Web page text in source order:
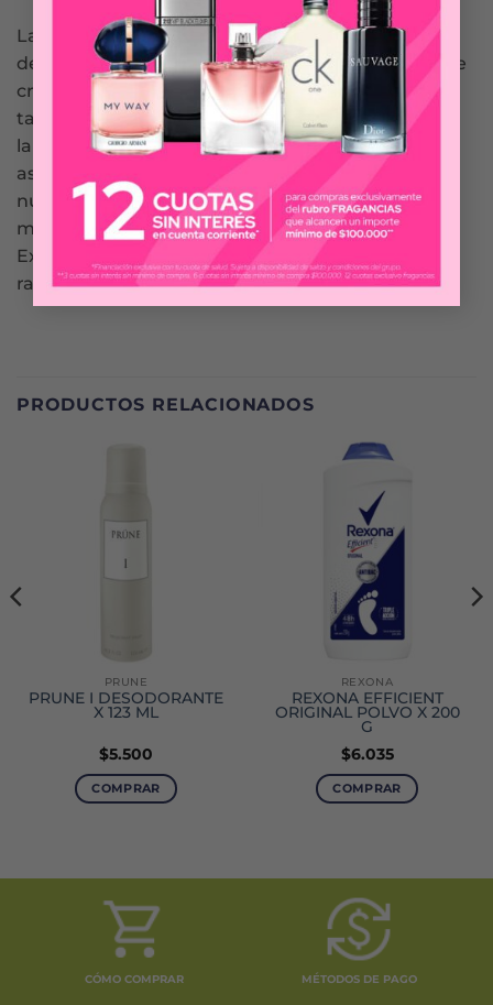
La barra de belleza Dove Exfoliante combina
delicados agentes limpiadores con el clásico 1/4 de
crema humectante para nutrir tu piel. Te brinda
también una delicada exfoliación, quitando tanto
la suciedad como las células muertas de la piel y
así, hace que se sienta hermosa y revitalizada
nuevamente. Adecuado para el uso regular en
manos, cuerpo y rostro, la barra de belleza Dove
Exfoliante deja en la piel una sensación suave y
radiante.
PRODUCTOS RELACIONADOS
PRUNE
PRUNE I DESODORANTE
X 123 ML
$5.500
COMPRAR
REXONA
REXONA EFFICIENT
ORIGINAL POLVO X 200
G
$6.035
COMPRAR
CÓMO COMPRAR MÉTODOS DE PAGO